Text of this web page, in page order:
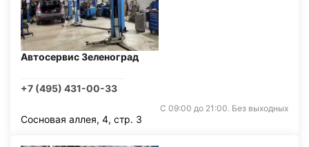
Автосервис Зеленоград
+7 (495) 431-00-33
С 09:00 до 21:00. Без выходных
Сосновая аллея, 4, стр. 3